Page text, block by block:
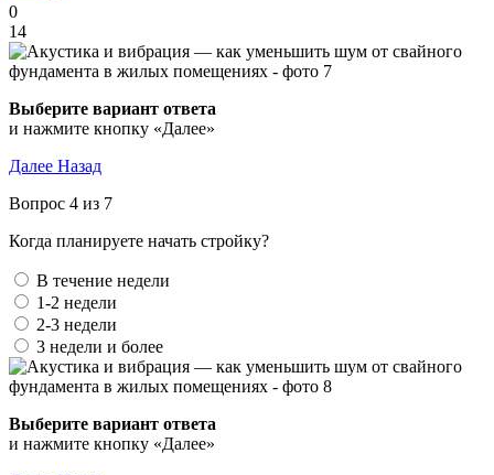
0
14
Выберите вариант ответа
и нажмите кнопку «Далее»
Далее Назад
Вопрос 4 из 7
Когда планируете начать стройку?
В течение недели
1-2 недели
2-3 недели
3 недели и более
Выберите вариант ответа
и нажмите кнопку «Далее»